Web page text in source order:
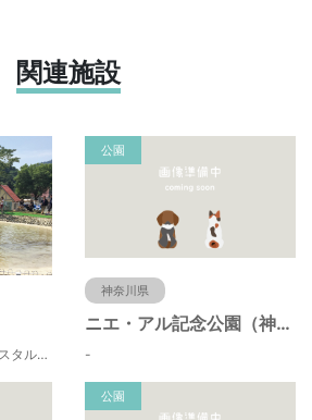
関連施設
田町寄は、水源の森やクリスタルな清流 、 満天の星空などの豊かな自然に包まれ、 食や農、芸術の魅力あふれる川の里です。 ドッグランエリアを中心とした『やどりき七つ星ヴィレッジ』を ゆっくりお楽しみください。
公園
神奈川県
ニエ・アル記念公園（神奈川県藤沢市）
-
公園